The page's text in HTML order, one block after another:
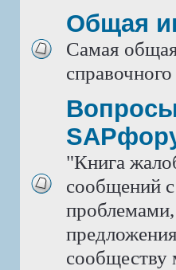
Общая
Самая
"Книга
сообщений
сообществу